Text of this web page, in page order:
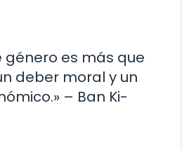
género es más que
deber moral y un
– Ban Ki-